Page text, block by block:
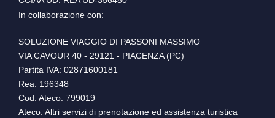
In collaborazione con:
SOLUZIONE VIAGGIO DI PASSONI MASSIMO
VIA CAVOUR 40 - 29121 - PIACENZA (PC)
Partita IVA: 02871600181
Rea: 196348
Cod. Ateco: 799019
Ateco: Altri servizi di prenotazione ed assistenza turistica